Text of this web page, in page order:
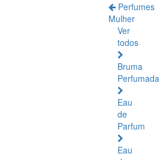
Perfumes
Mulher
Ver
todos
Bruma
Perfumada
Eau
de
Parfum
Eau